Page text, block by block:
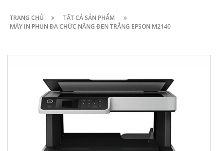
TRANG CHỦ
TẤT CẢ SẢN PHẨM
MÁY IN PHUN ĐA CHỨC NĂNG ĐEN TRẮNG EPSON M2140